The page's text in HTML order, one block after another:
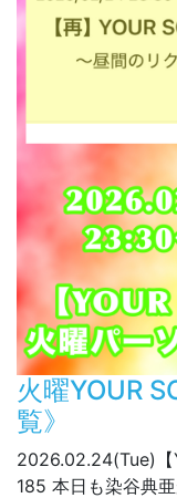
火曜YOUR
覧》
2026.02.24(Tue)【
185 本日も染谷典